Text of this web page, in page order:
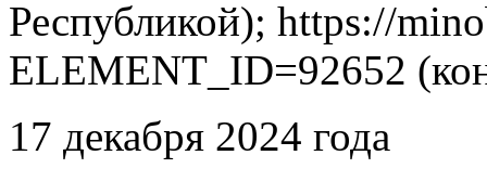
Республикой); https://
ELEMENT_ID=92652
17 декабря 2024 года